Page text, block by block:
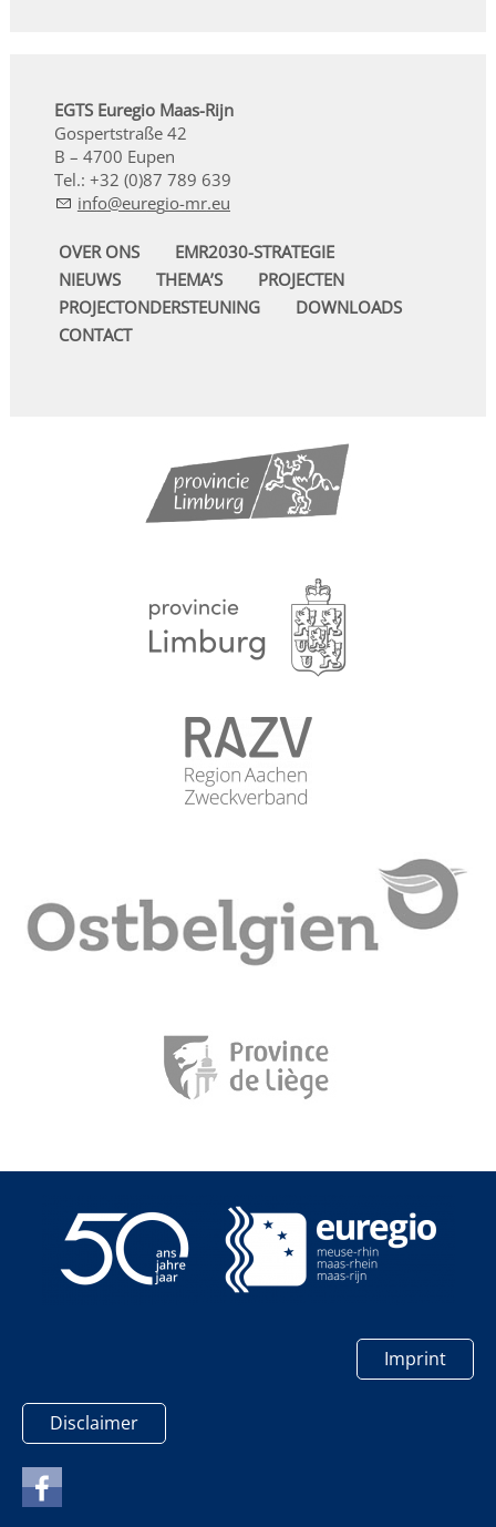
EGTS Euregio Maas-Rijn
Gospertstraße 42
B – 4700 Eupen
Tel.: +32 (0)87 789 639
nf
r g -mr
OVER ONS
EMR2030-STRATEGIE
NIEUWS
THEMA’S
PROJECTEN
PROJECTONDERSTEUNING
DOWNLOADS
CONTACT
Imprint
Disclaimer